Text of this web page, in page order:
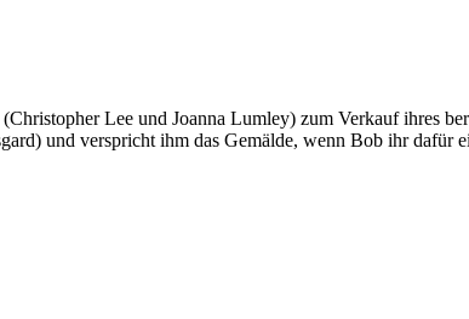
Lee und Joanna Lumley) zum Verkauf ihres
und verspricht ihm das Gemälde, wenn Bob ihr dafür